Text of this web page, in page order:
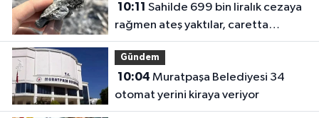
10:11
rağmen ateş yaktılar, caretta
yavrusu öldü
Gündem
10:04
otomat yerini kiraya veriyor